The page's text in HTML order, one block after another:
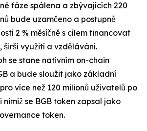
fáze spálena a zbývajících 220
bude uzamčeno a postupně
2 % měsíčně s cílem financovat
širší využití a vzdělávání.
se stane nativním on-chain
a bude sloužit jako základní
více než 120 milionů uživatelů po
nimiž se BGB token zapsal jako
token.